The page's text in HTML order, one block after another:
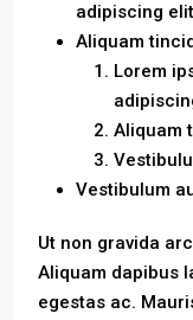
adipiscing
Aliquam
Lorem
Aliquam
Vestibulum
Ut non gravida
Aliquam dapibus
egestas ac.